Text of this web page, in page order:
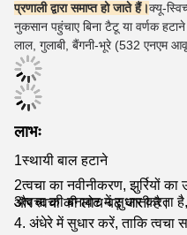
प्रणाली द्वारा समाप्त हो जाते हैं।क्यू-
नुकसान पहुंचाए बिना टैटू या वर्णक
लाल, गुलाबी, बैंगनी-भूरे (532 एनएम
लाभः
1स्थायी बाल हटाने
2त्वचा का नवीनीकरण, झुर्रियों
3त्वचा की बनावट में सुधार करता है, जिससे त्वचा चिकनी, नाजुक होती है और त्वचा की लोच बढ़ जाती है।
4. अंधेरे में सुधार करें, ताकि त्वचा